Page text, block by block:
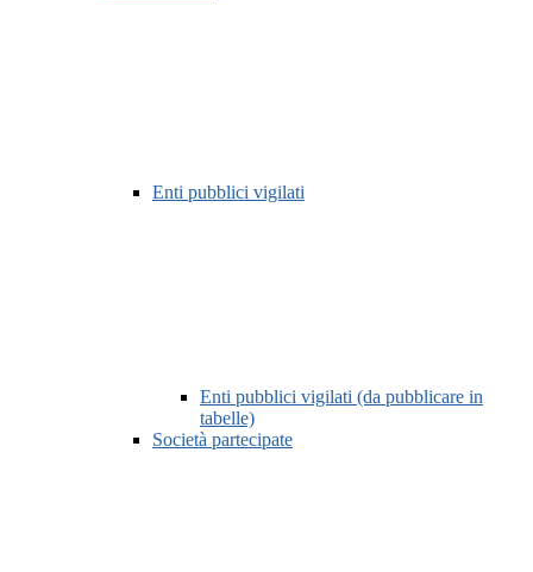
Enti pubblici vigilati
Enti pubblici vigilati (da pubblicare in
tabelle)
Società partecipate